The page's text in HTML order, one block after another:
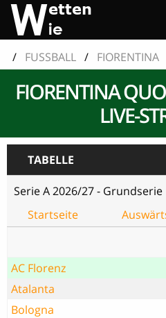
/ FUSSBALL / FIORENTINA
FIORENTINA
LIVE-
TABELLE
Serie A 2026/27 - Grundserie
Startseite
AC Florenz
Atalanta
Bologna